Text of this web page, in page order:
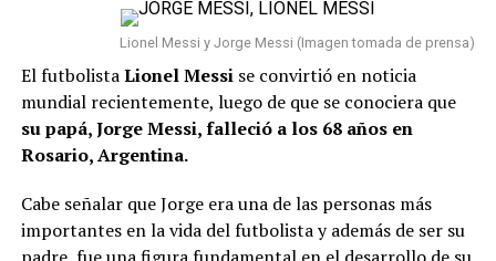
Lionel Messi y Jorge Messi (Imagen tomada de prensa)
El futbolistaLionel Messise convirtió en noticia
mundial recientemente, luego de que se conociera que
su papá, Jorge Messi, falleció a los 68 años en
Rosario, Argentina.
Cabe señalar que Jorge era una de las personas más
importantes en la vida del futbolista y además de ser su